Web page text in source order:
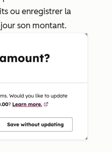
ou enregistrer la
son montant.